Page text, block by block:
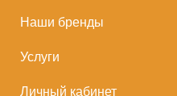
Наши бренды
Услуги
Личный кабинет